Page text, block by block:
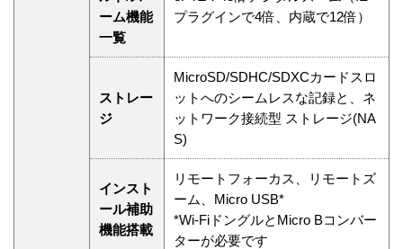
ーム機能
一覧
プラグインで4倍、内蔵で12倍）
ストレー
ジ
MicroSD/SDHC/SDXCカードスロ
ットへのシームレスな記録と、ネ
ットワーク接続型 ストレージ(NA
S)
インスト
ール補助
機能搭載
リモートフォーカス、リモートズ
ーム、Micro USB*
*Wi-FiドングルとMicro Bコンバー
ターが必要です